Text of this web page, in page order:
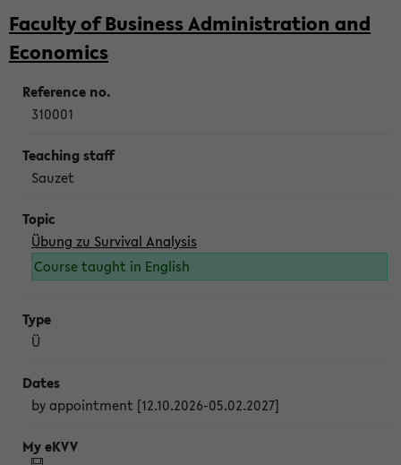
Faculty of Business Administration and
Economics
310001
Sauzet
Übung zu Survival Analysis
Course taught in English
Ü
by appointment [12.10.2026-05.02.2027]